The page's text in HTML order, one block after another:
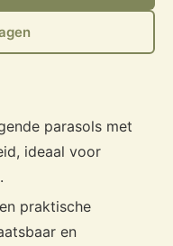
parasols met
ideaal voor
praktische
en